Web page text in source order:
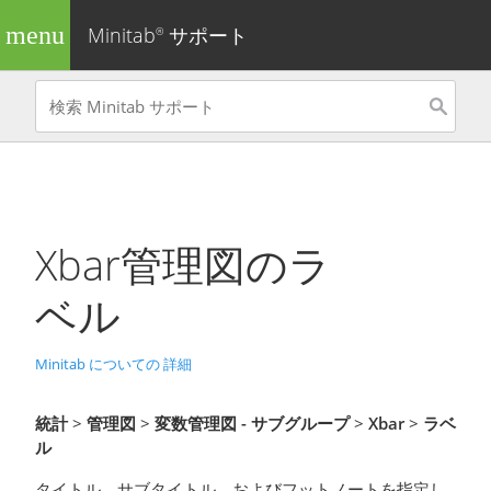
menu Minitab® サポート
Xbar管理図のラ
ベル
Minitab についての 詳細
統計> 管理図 > 変数管理図 - サブグループ> Xbar> ラベ
ル